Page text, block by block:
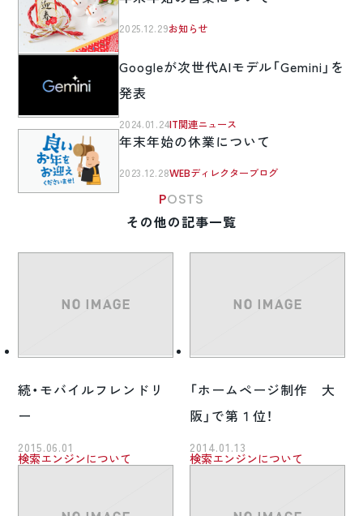
2025.12.29お知らせ
Googleが次世代AIモデル「Gemini」を
発表
2024.01.24IT関連ニュース
年末年始の休業について
2023.12.28WEBディレクターブログ
POSTS
その他の記事一覧
続・モバイルフレンドリ
ー
2015.06.01
検索エンジンについて
「ホームページ制作 大
阪」で第１位！
2014.01.13
検索エンジンについて